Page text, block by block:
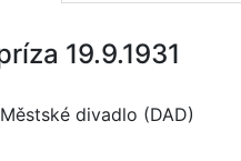
19.9.1931
divadlo (DAD)